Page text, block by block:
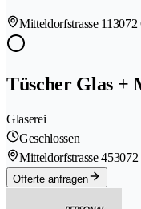
Mitteldorfstrasse 113072
Tüscher Glas +
Glaserei
Geschlossen
Mitteldorfstrasse 453072
Offerte anfragen